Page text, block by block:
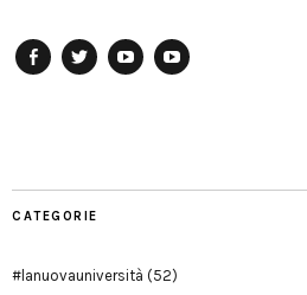
CATEGORIE
#lanuovauniversità (52)